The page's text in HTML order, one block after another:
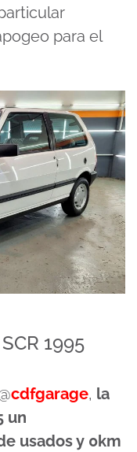
para el
1995
cdfgarage, la
un
usados y 0km